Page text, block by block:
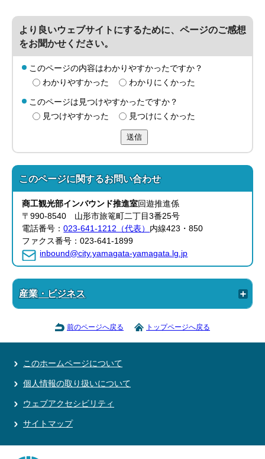
より良いウェブサイトにするために、ページのご感想
をお聞かせください。
このページの内容はわかりやすかったですか？
わかりやすかった
わかりにくかった
このページは見つけやすかったですか？
見つけやすかった
見つけにくかった
送信
このページに関するお問い合わせ
商工観光部インバウンド推進室 回遊推進係
〒990-8540 山形市旅篭町二丁目3番25号
電話番号：023-641-1212（代表） 内線423・850
ファクス番号：023-641-1899
inbound@city.yamagata-yamagata.lg.jp
産業・ビジネス
前のページへ戻る トップページへ戻る
このホームページについて
個人情報の取り扱いについて
ウェブアクセシビリティ
サイトマップ